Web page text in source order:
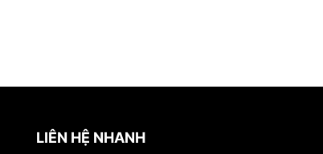
LIÊN HỆ NHANH